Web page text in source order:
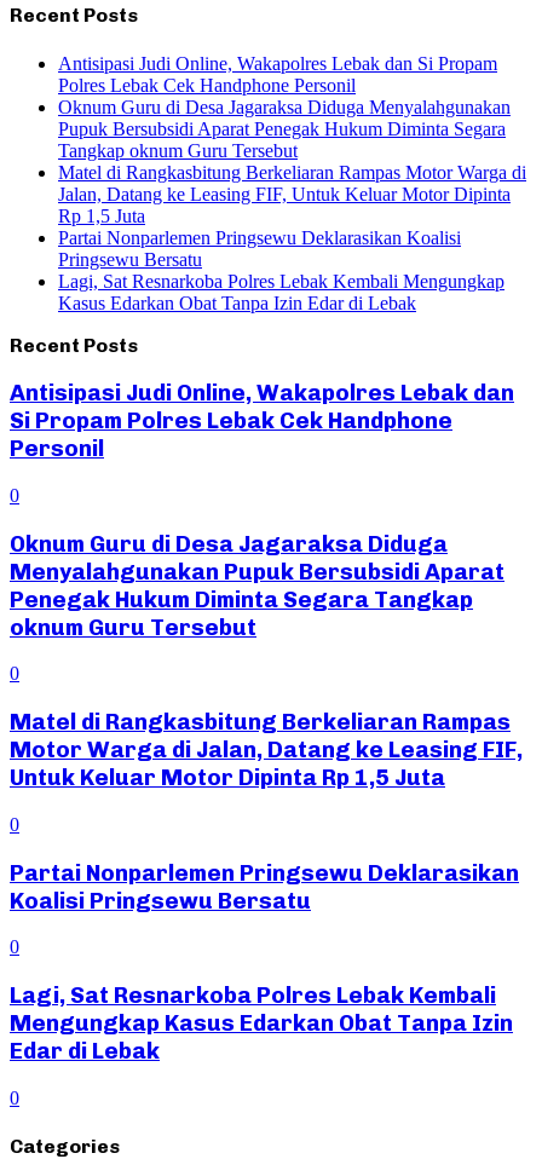
Recent Posts
Antisipasi Judi Online, Wakapolres Lebak dan Si Propam
Polres Lebak Cek Handphone Personil
Oknum Guru di Desa Jagaraksa Diduga Menyalahgunakan
Pupuk Bersubsidi Aparat Penegak Hukum Diminta Segara
Tangkap oknum Guru Tersebut
Matel di Rangkasbitung Berkeliaran Rampas Motor Warga di
Jalan, Datang ke Leasing FIF, Untuk Keluar Motor Dipinta
Rp 1,5 Juta
Partai Nonparlemen Pringsewu Deklarasikan Koalisi
Pringsewu Bersatu
Lagi, Sat Resnarkoba Polres Lebak Kembali Mengungkap
Kasus Edarkan Obat Tanpa Izin Edar di Lebak
Recent Posts
Antisipasi Judi Online, Wakapolres Lebak dan
Si Propam Polres Lebak Cek Handphone
Personil
0
Oknum Guru di Desa Jagaraksa Diduga
Menyalahgunakan Pupuk Bersubsidi Aparat
Penegak Hukum Diminta Segara Tangkap
oknum Guru Tersebut
0
Matel di Rangkasbitung Berkeliaran Rampas
Motor Warga di Jalan, Datang ke Leasing FIF,
Untuk Keluar Motor Dipinta Rp 1,5 Juta
0
Partai Nonparlemen Pringsewu Deklarasikan
Koalisi Pringsewu Bersatu
0
Lagi, Sat Resnarkoba Polres Lebak Kembali
Mengungkap Kasus Edarkan Obat Tanpa Izin
Edar di Lebak
0
Categories